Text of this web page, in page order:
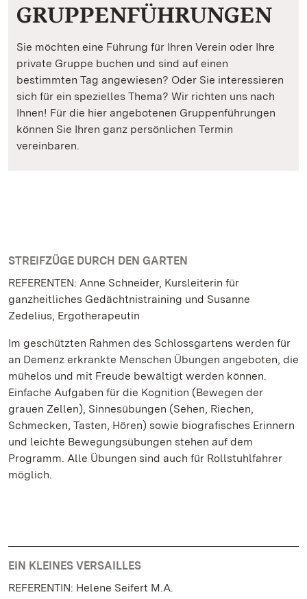
GRUPPENFÜHRUNGEN
Sie möchten eine Führung für Ihren Verein oder Ihre
private Gruppe buchen und sind auf einen
bestimmten Tag angewiesen? Oder Sie interessieren
sich für ein spezielles Thema? Wir richten uns nach
Ihnen! Für die hier angebotenen Gruppenführungen
können Sie Ihren ganz persönlichen Termin
vereinbaren.
STREIFZÜGE DURCH DEN GARTEN
REFERENTEN: Anne Schneider, Kursleiterin für
ganzheitliches Gedächtnistraining und Susanne
Zedelius, Ergotherapeutin
Im geschützten Rahmen des Schlossgartens werden für
an Demenz erkrankte Menschen Übungen angeboten, die
mühelos und mit Freude bewältigt werden können.
Einfache Aufgaben für die Kognition (Bewegen der
grauen Zellen), Sinnesübungen (Sehen, Riechen,
Schmecken, Tasten, Hören) sowie biografisches Erinnern
und leichte Bewegungsübungen stehen auf dem
Programm. Alle Übungen sind auch für Rollstuhlfahrer
möglich.
EIN KLEINES VERSAILLES
REFERENTIN: Helene Seifert M.A.